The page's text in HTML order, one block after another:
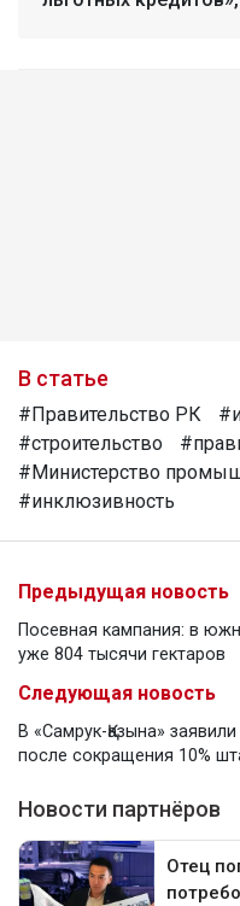
В статье
#Правительство РК
#строительство
#Министерство
#инклюзивность
Предыдущая новость
Посевная кампания: в
уже 804 тысячи гектаров
Следующая новость
В «Самрук-Қазына»
после сокращения 10%